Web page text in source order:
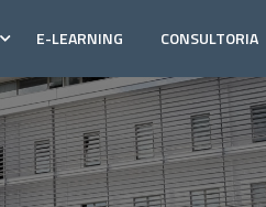
E-LEARNING CONSULTORIA